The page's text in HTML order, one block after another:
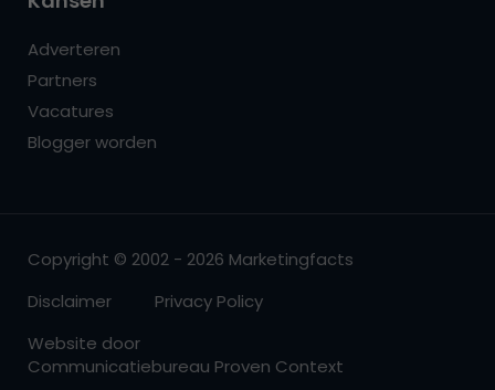
Adverteren
Partners
Vacatures
Blogger worden
Copyright © 2002 - 2026 Marketingfacts
Disclaimer
Privacy Policy
Website door
Communicatiebureau Proven Context